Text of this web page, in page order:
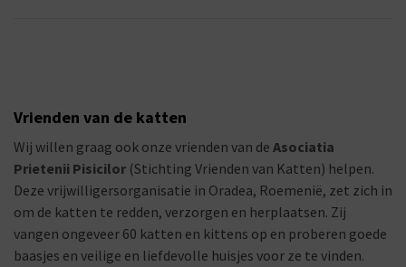
Vrienden van de katten
Wij willen graag ook onze vrienden van de Asociatia
Prietenii Pisicilor (Stichting Vrienden van Katten) helpen.
Deze vrijwilligersorganisatie in Oradea, Roemenië, zet zich in
om de katten te redden, verzorgen en herplaatsen. Zij
vangen ongeveer 60 katten en kittens op en proberen goede
baasjes en veilige en liefdevolle huisjes voor ze te vinden.